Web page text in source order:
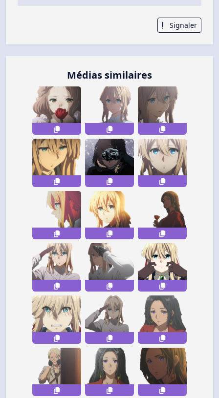
Signaler
Médias similaires